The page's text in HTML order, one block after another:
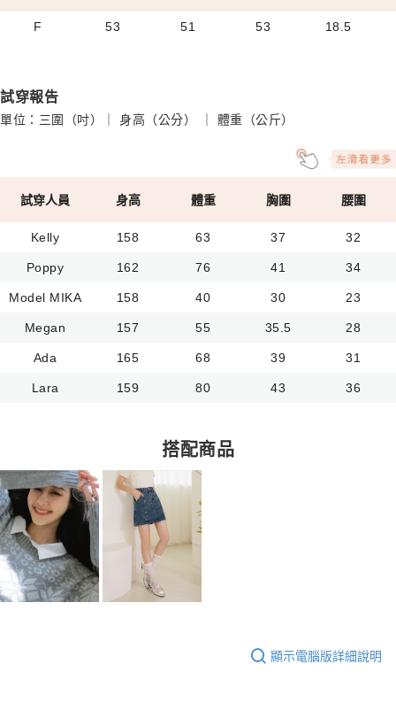
F 53 51 53 18.5
試穿報告
單位：三圍（吋）｜ 身高（公分） ｜ 體重（公斤）
試穿人員 身高 體重 胸圍 腰圍
Kelly 158 63 37 32
Poppy 162 76 41 34
Model MIKA 158 40 30 23
Megan 157 55 35.5 28
Ada 165 68 39 31
Lara 159 80 43 36
搭配商品
顯示電腦版詳細說明